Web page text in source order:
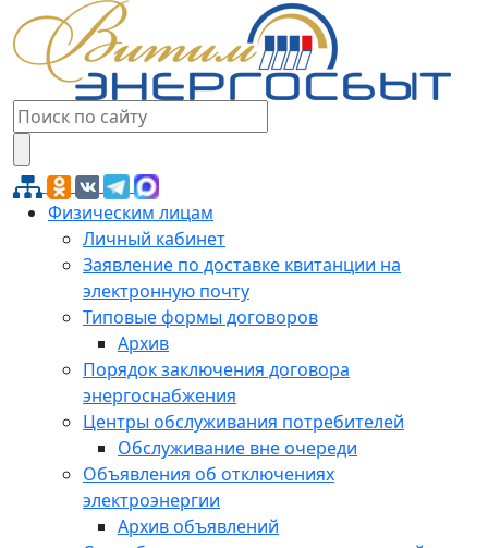
Физическим лицам
Личный кабинет
Заявление по доставке квитанции на
электронную почту
Типовые формы договоров
Архив
Порядок заключения договора
энергоснабжения
Центры обслуживания потребителей
Обслуживание вне очереди
Объявления об отключениях
электроэнергии
Архив объявлений